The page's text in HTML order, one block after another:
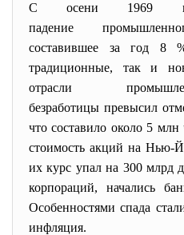
С осени 1969 г.
падение
составившее за год 8
традиционные, так и
отрасли
безработицы превысил
что составило около 5
стоимость акций на Нью-
их курс упал на 300 млрд
корпораций, начались
Особенностями спада
инфляция.